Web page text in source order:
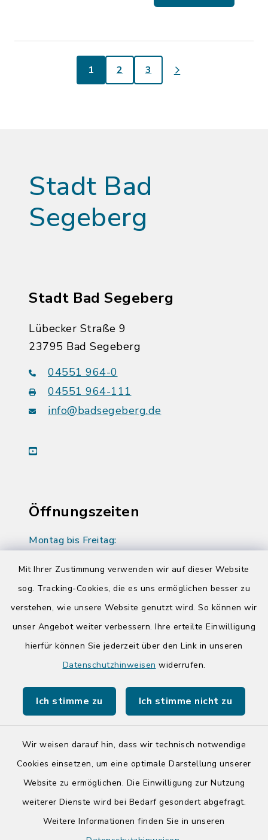
Mit Ihrer Zustimmung verwenden wir auf dieser Website
sog. Tracking-Cookies, die es uns ermöglichen besser zu
verstehen, wie unsere Website genutzt wird. So können wir
unser Angebot weiter verbessern. Ihre erteilte Einwilligung
hierfür können Sie jederzeit über den Link in unseren
Datenschutzhinweisen widerrufen.
Ich stimme zu Ich stimme nicht zu
Wir weisen darauf hin, dass wir technisch notwendige
Cookies einsetzen, um eine optimale Darstellung unserer
Website zu ermöglichen. Die Einwilligung zur Nutzung
weiterer Dienste wird bei Bedarf gesondert abgefragt.
Weitere Informationen finden Sie in unseren
1 2 3
Stadt Bad
Segeberg
Stadt Bad Segeberg
Lübecker Straße 9
23795 Bad Segeberg
04551 964-0
04551 964-111
info@badsegeberg.de
youtube
Öffnungszeiten
Montag bis Freitag:
Donnerstag zusätzlich:
14:00-17:00 Uhr
Quicklinks
Tourist-Info der Stadt Bad Segeberg
Barrierefreiheit